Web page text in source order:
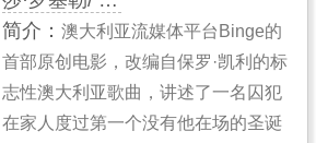
简介： 澳大利亚流媒体平台Binge的
首部原创电影，改编自保罗·凯利的标
志性澳大利亚歌曲，讲述了一名囚犯
在家人度过第一个没有他在场的圣诞